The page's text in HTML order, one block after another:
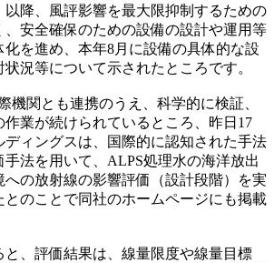
以降、風評影響を最大限抑制するための
、安全確保のための設備の設計や運用等
化を進め、本年8月に設備の具体的な設
況等について示されたところです。
機関とも連携のうえ、科学的に検証、
業が続けられているところ、昨日17
ディングスは、国際的に認知された手法
法を用いて、ALPS処理水の海洋放出
への放射線の影響評価（設計段階）を実
とのことで同社のホームページにも掲載
と、評価結果は、線量限度や線量目標